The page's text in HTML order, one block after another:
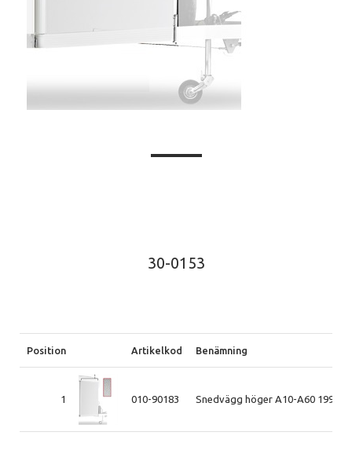
30-0153
Position Artikelkod Benämning
1 010-90183 Snedvägg höger A10-A60 1998-